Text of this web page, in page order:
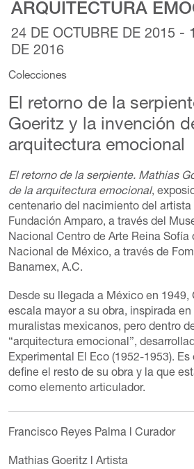
ARQUITECTURA
24 DE OCTUBRE DE 2015 -
DE 2016
Colecciones
El retorno de la
Goeritz y la invención
arquitectura emocional
El retorno de la serpiente. Mathias
de la arquitectura emocional,
centenario del nacimiento del artista
Fundación Amparo, a través del
Nacional Centro de Arte Reina Sofía
Nacional de México, a través de
Banamex, A.C.
Desde su llegada a México en 1949,
escala mayor a su obra, inspirada
muralistas mexicanos, pero dentro
“arquitectura emocional”,
Experimental El Eco (1952-1953).
define el resto de su obra y la que
como elemento articulador.
Francisco Reyes Palmal Curador
Mathias Goeritzl Artista